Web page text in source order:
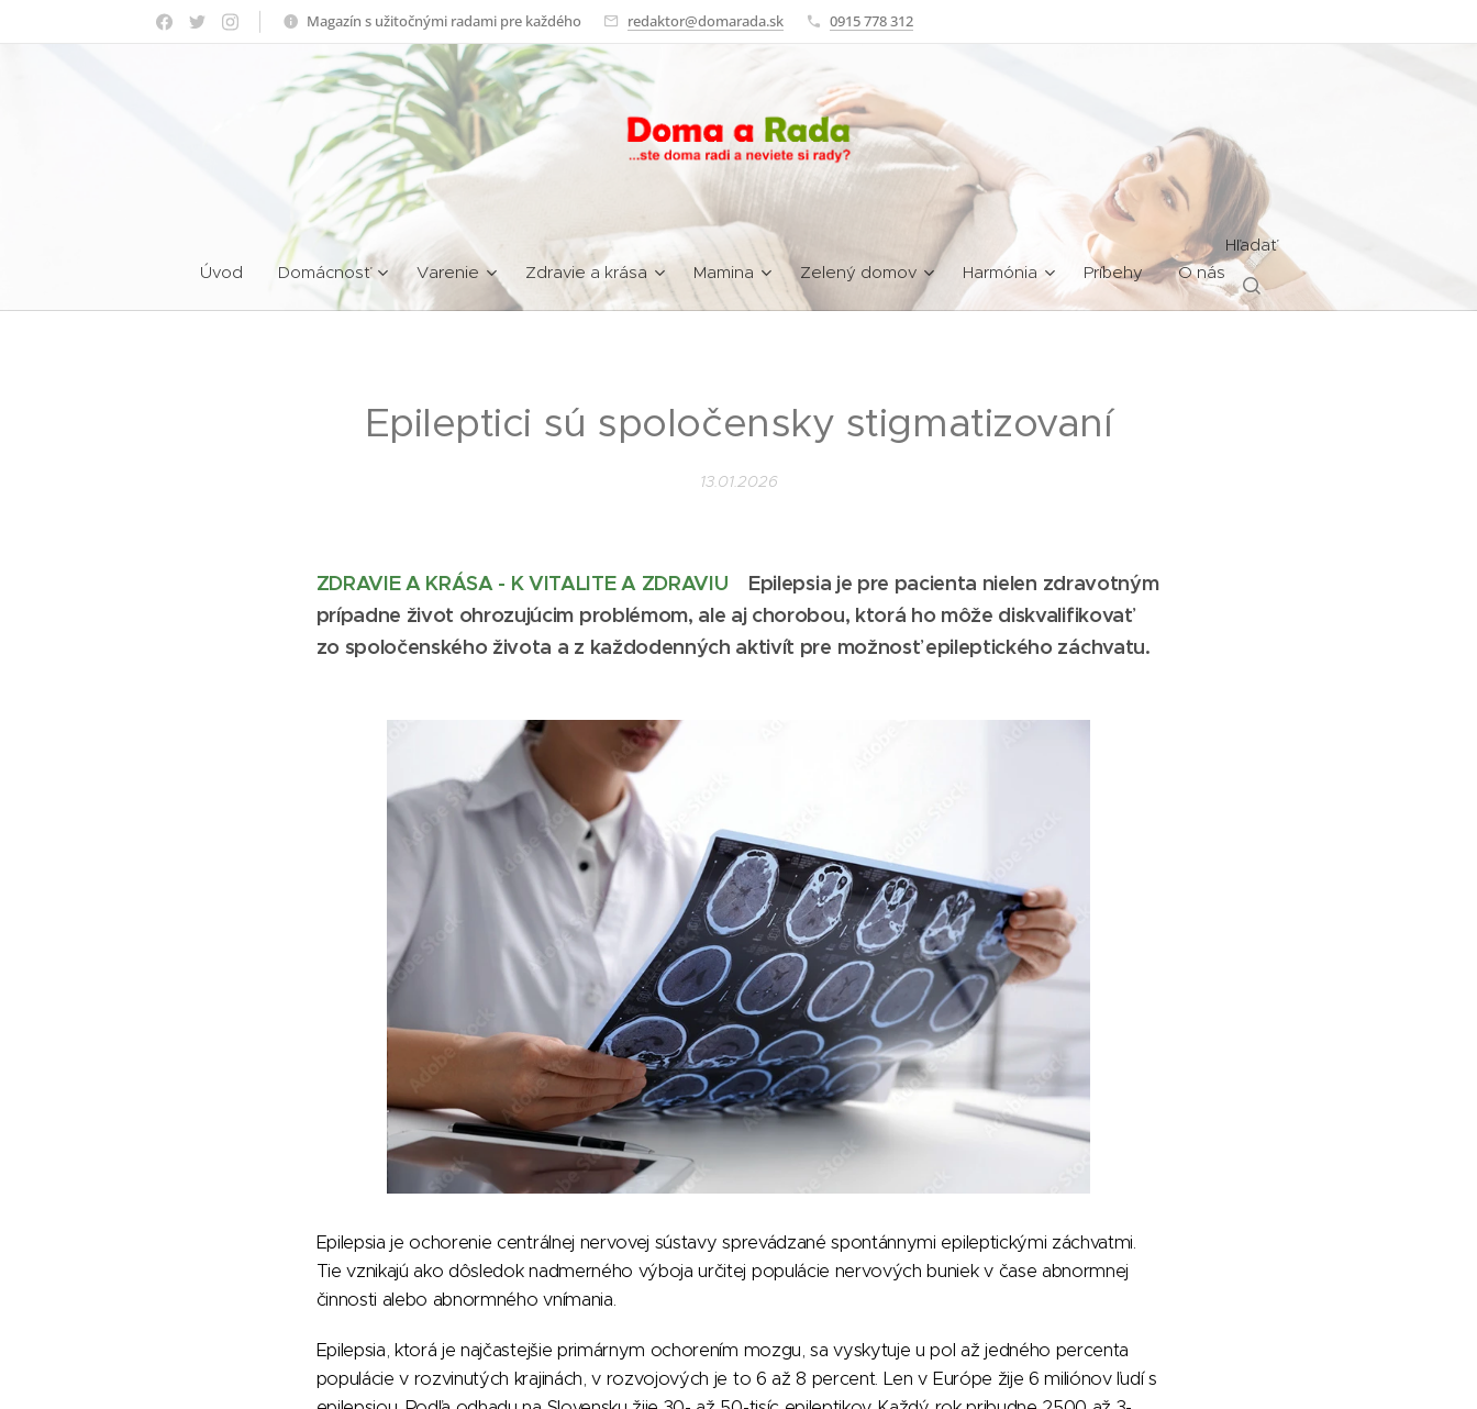
Magazín s užitočnými radami pre každého redaktor@domarada.sk 0915 778 312
Úvod Domácnosť Varenie Zdravie a krása Mamina Zelený domov Harmónia Príbehy O nás
Hľadať
Epileptici sú spoločensky stigmatizovaní
13.01.2026
ZDRAVIE A KRÁSA - K VITALITE A ZDRAVIU
Epilepsia je pre pacienta nielen zdravotným
prípadne život ohrozujúcim problémom, ale aj chorobou, ktorá ho môže diskvalifikovať
zo spoločenského života a z každodenných aktivít pre možnosť epileptického záchvatu.
Epilepsia je ochorenie centrálnej nervovej sústavy sprevádzané spontánnymi epileptickými záchvatmi.
Tie vznikajú ako dôsledok nadmerného výboja určitej populácie nervových buniek v čase abnormnej
činnosti alebo abnormného vnímania.
Epilepsia, ktorá je najčastejšie primárnym ochorením mozgu, sa vyskytuje u pol až jedného percenta
populácie v rozvinutých krajinách, v rozvojových je to 6 až 8 percent. Len v Európe žije 6 miliónov ľudí s